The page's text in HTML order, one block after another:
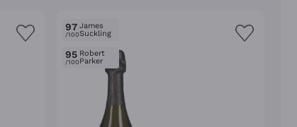
97
/100
James
Suckling
95
/100
Robert
Parker